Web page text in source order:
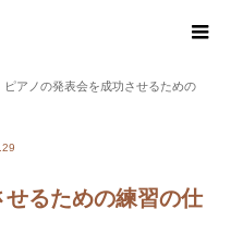
ピアノの発表会を成功させるための
るための練習の仕